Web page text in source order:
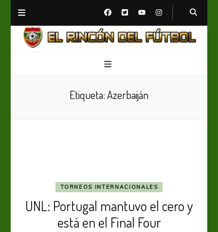
Etiqueta:Azerbaiján
TORNEOS INTERNACIONALES
UNL: Portugal mantuvo el cero y
está en el Final Four